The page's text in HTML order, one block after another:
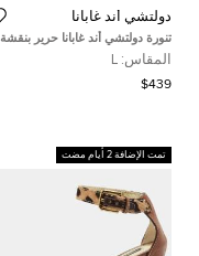
دولتشي أند غابانا
تنورة دولتشي أند غابانا حرير بنقشة
مختلطة سوداء واسعة ميدي مقاس
كبير (لارج)
المقاس: L
$439
تمت الإضافة 2 أيام مضت